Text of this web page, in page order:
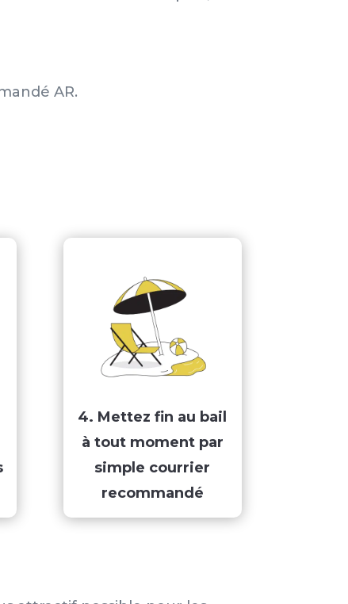
AR.
4. Mettez fin au bail
à tout moment par
simple courrier
recommandé